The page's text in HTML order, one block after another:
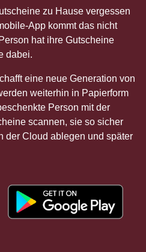
zu Hause vergessen
App kommt das nicht
hat ihre Gutscheine
dabei.
eine neue Generation von
weiterhin in Papierform
Person mit der
scannen, sie so sicher
der Cloud ablegen und später